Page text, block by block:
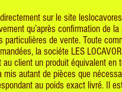
sur le site
qu’après confirmation de
de vente. Toute
la sociéte LES
au client un produit équivalent
autant de pièces que
au poids exact livré. Il